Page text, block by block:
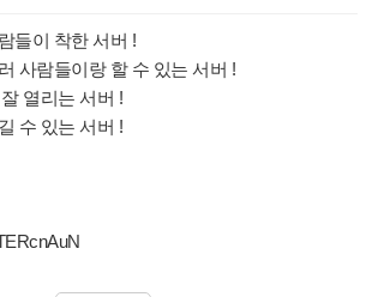
들이 착한 서버 !
사람들이랑 할 수 있는 서버 !
열리는 서버 !
수 있는 서버 !